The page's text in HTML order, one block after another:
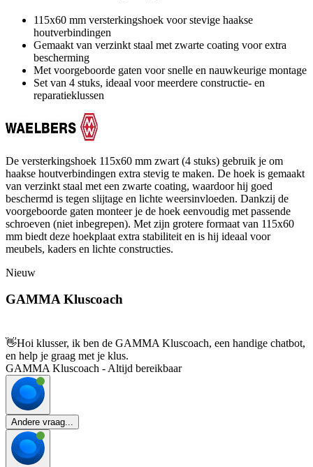
115x60 mm versterkingshoek voor stevige haakse
houtverbindingen
Gemaakt van verzinkt staal met zwarte coating voor extra
bescherming
Met voorgeboorde gaten voor snelle en nauwkeurige montage
Set van 4 stuks, ideaal voor meerdere constructie- en
reparatieklussen
De versterkingshoek 115x60 mm zwart (4 stuks) gebruik je om
haakse houtverbindingen extra stevig te maken. De hoek is gemaakt
van verzinkt staal met een zwarte coating, waardoor hij goed
beschermd is tegen slijtage en lichte weersinvloeden. Dankzij de
voorgeboorde gaten monteer je de hoek eenvoudig met passende
schroeven (niet inbegrepen). Met zijn grotere formaat van 115x60
mm biedt deze hoekplaat extra stabiliteit en is hij ideaal voor
meubels, kaders en lichte constructies.
Nieuw
GAMMA Kluscoach
👋Hoi klusser, ik ben de GAMMA Kluscoach, een handige chatbot,
en help je graag met je klus.
GAMMA Kluscoach - Altijd bereikbaar
Andere vraag...